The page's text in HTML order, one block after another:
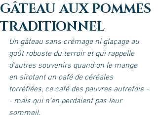
GÂTEAU AUX POMMES
TRADITIONNEL
Un gâteau sans crémage ni glaçage au
goût robuste du terroir et qui rappelle
d’autres souvenirs quand on le mange
en sirotant un café de céréales
torréfiées, ce café des pauvres autrefois -
- mais qui n’en perdaient pas leur
sommeil.